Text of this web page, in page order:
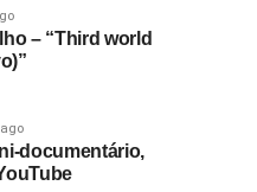
– “Third world
documentário,